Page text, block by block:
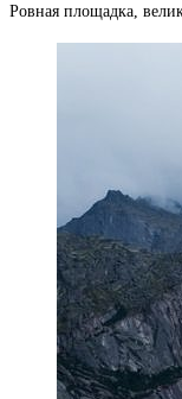
Ровная площадка,